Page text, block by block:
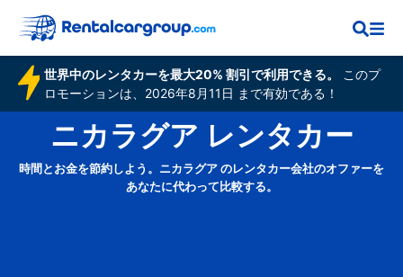
世界中のレンタカーを最大20% 割引で利用できる。
このプ
ロモーションは、2026年8月11日 まで有効である！
ニカラグア レンタカー
時間とお金を節約しよう。ニカラグア のレンタカー会社のオファーを
あなたに代わって比較する。